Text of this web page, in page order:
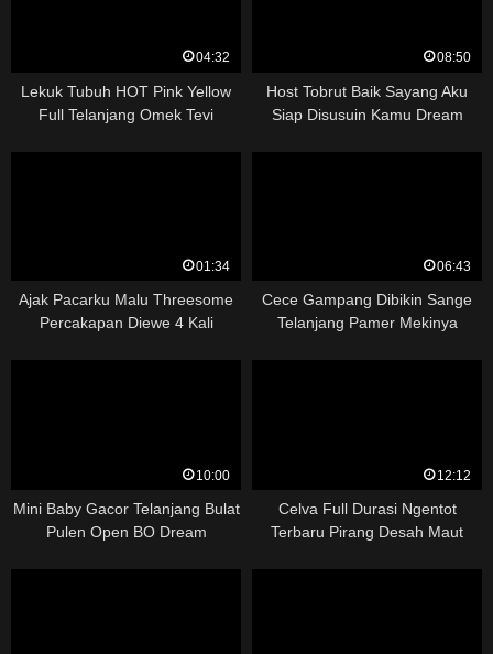
04:32
Lekuk Tubuh HOT Pink Yellow
Full Telanjang Omek Tevi
08:50
Host Tobrut Baik Sayang Aku
Siap Disusuin Kamu Dream
01:34
Ajak Pacarku Malu Threesome
Percakapan Diewe 4 Kali
06:43
Cece Gampang Dibikin Sange
Telanjang Pamer Mekinya
10:00
Mini Baby Gacor Telanjang Bulat
Pulen Open BO Dream
12:12
Celva Full Durasi Ngentot
Terbaru Pirang Desah Maut